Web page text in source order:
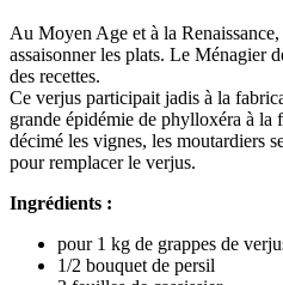
Au Moyen Age et à la
assaisonner les plats. Le Ménagier
des recettes.
Ce verjus participait jadis à la
grande épidémie de phylloxéra à la
décimé les vignes, les moutardiers
pour remplacer le verjus.
Ingrédients :
pour 1 kg de grappes de
1/2 bouquet de persil